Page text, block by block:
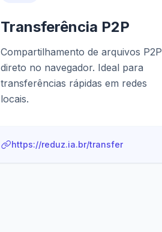
Transferência P2P
Compartilhamento de arquivos P2P
direto no navegador. Ideal para
transferências rápidas em redes
locais.
https://reduz.ia.br/transfer